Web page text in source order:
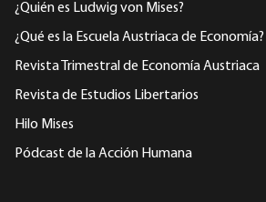
¿Quién es Ludwig von Mises?
¿Qué es la Escuela Austriaca de Economía?
Revista Trimestral de Economía Austriaca
Revista de Estudios Libertarios
Hilo Mises
Pódcast de la Acción Humana